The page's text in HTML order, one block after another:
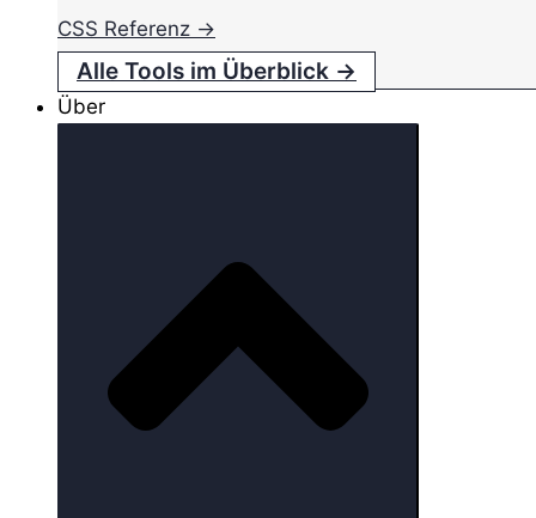
CSS Referenz →
Alle Tools im Überblick →
Über